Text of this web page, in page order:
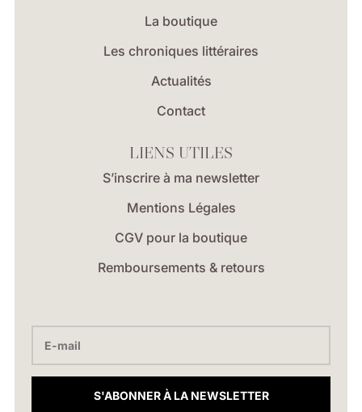
La boutique
Les chroniques littéraires
Actualités
Contact
LIENS UTILES
S’inscrire à ma newsletter
Mentions Légales
CGV pour la boutique
Remboursements & retours
S'ABONNER À LA NEWSLETTER